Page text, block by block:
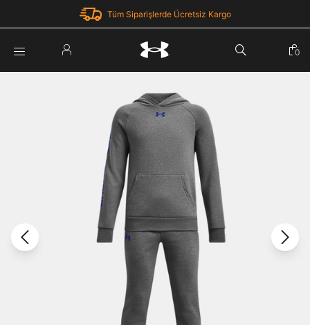
Tüm Siparişlerde Ücretsiz Kargo
Şifremi Unuttum
Giriş Yap
Under Armour'da yeni misiniz?
Üye Olmadan Devam Et
0
Parola Yenileme
Parolayı Yenile
Giriş Sayfasına Dön
Zaten hesabın var mı? Giriş yap